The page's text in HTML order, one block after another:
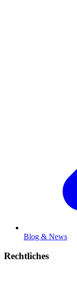
Blog & News
Rechtliches